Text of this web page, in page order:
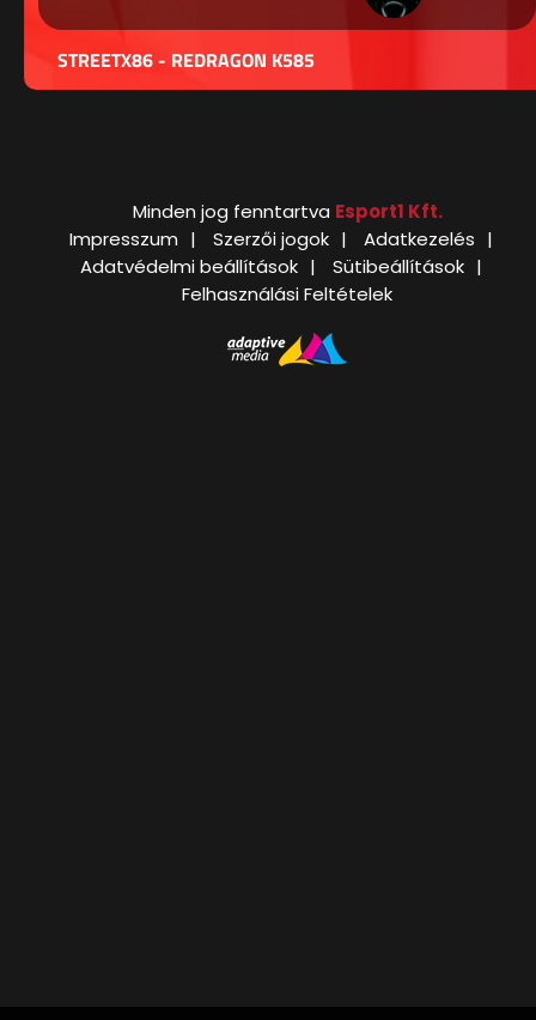
STREETX86 - REDRAGON K585
Minden jog fenntartva Esport1 Kft.
Impresszum
Szerzői jogok
Adatkezelés
Adatvédelmi beállítások
Sütibeállítások
Felhasználási Feltételek